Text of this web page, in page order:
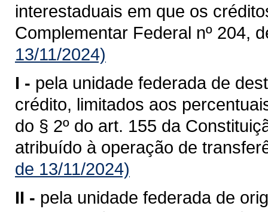
interestaduais em que os
Complementar Federal nº 204,
13/11/2024)
I - pela unidade federada de
crédito, limitados aos
do § 2º do art. 155 da
atribuído à operação de
de 13/11/2024)
II - pela unidade federada de